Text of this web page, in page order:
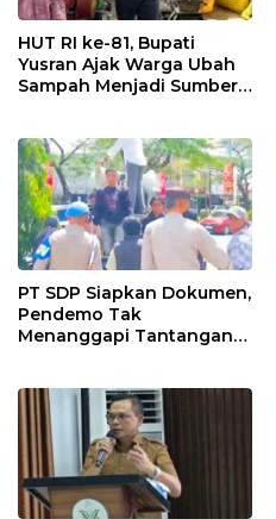
HUT RI ke-81, Bupati
Yusran Ajak Warga Ubah
Sampah Menjadi Sumber
PT SDP Siapkan Dokumen,
Pendemo Tak
Menanggapi Tantangan